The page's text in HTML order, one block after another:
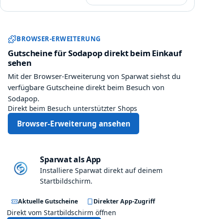
Sparwat Browser-Erweiterung und
BROWSER-ERWEITERUNG
Gutscheine für Sodapop direkt beim Einkauf
sehen
Mit der Browser-Erweiterung von Sparwat siehst du
verfügbare Gutscheine direkt beim Besuch von
Sodapop.
Direkt beim Besuch unterstützter Shops
Browser-Erweiterung ansehen
Sparwat als App
Installiere Sparwat direkt auf deinem
Startbildschirm.
Aktuelle Gutscheine Direkter App-Zugriff
Direkt vom Startbildschirm öffnen